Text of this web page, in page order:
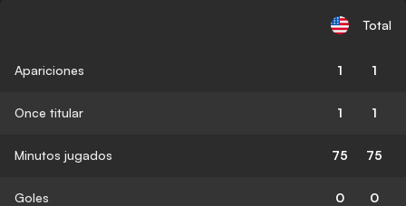
Total
Apariciones 1 1
Once titular 1 1
Minutos jugados 75 75
Goles 0 0